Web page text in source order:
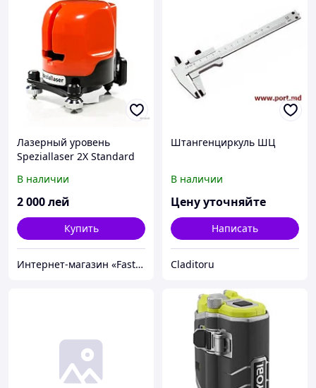
Лазерный уровень
Speziallaser 2X Standard
В наличии
2 000лей
Купить
Интернет-магазин «FastShop»
Штангенциркуль ШЦ
В наличии
Цену уточняйте
Написать
Claditoru